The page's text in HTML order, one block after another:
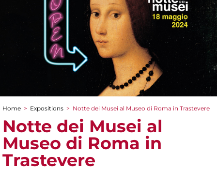
You are here
Home > Expositions > Notte dei Musei al Museo di Roma in Trastevere
Notte dei Musei al
Museo di Roma in
Trastevere